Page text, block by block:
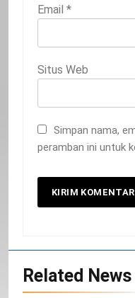
Email *
Situs Web
Simpan nama,
peramban ini untuk
Related News